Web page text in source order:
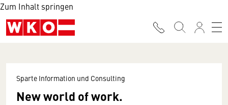
Zum Inhalt springen
Sparte Information und Consulting
New world of work.